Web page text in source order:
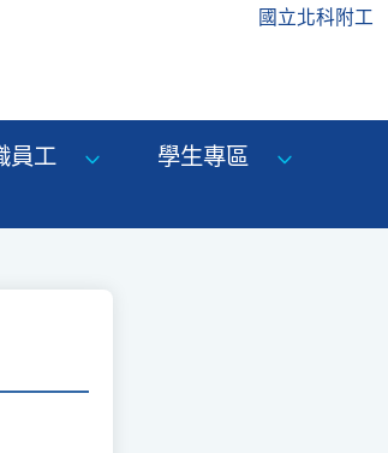
國立北科附工
員工
學生專區